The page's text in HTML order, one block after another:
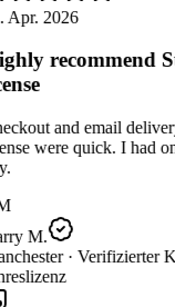
Apr. 2026
recommend
and email
were quick. I had
M.
· Verifizierter